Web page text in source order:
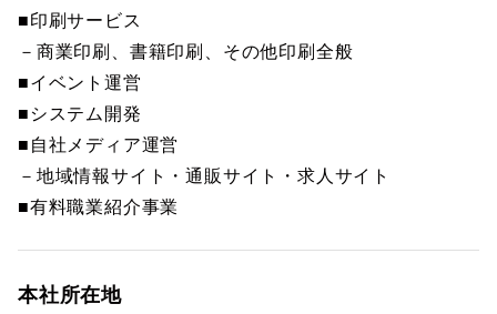
■印刷サービス
－商業印刷、書籍印刷、その他印刷全般
■イベント運営
■システム開発
■自社メディア運営
－地域情報サイト・通販サイト・求人サイト
■有料職業紹介事業
本社所在地